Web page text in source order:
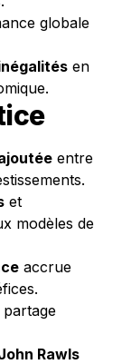
globale
en
entre
et
modèles de
accrue
partage
Rawls